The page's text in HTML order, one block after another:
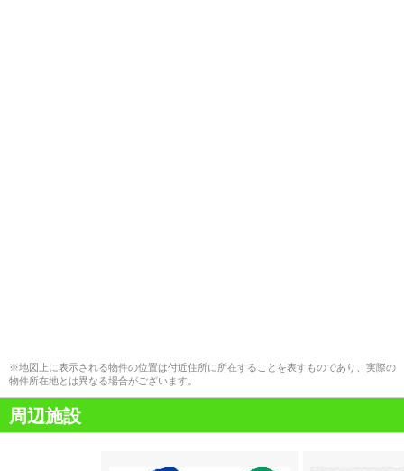
※地図上に表示される物件の位置は付近住所に所在することを表すものであり、実際の
物件所在地とは異なる場合がございます。
周辺施設